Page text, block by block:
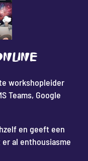
workshopleider
Teams, Google
en geeft een
al enthousiasme